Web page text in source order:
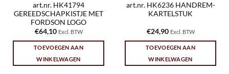
art.nr. HK41794
GEREEDSCHAPKISTJE MET
FORDSON LOGO
€64,10 Excl. BTW
TOEVOEGEN AAN
WINKELWAGEN
art.nr. HK6236 HANDREM-
KARTELSTUK
€24,90 Excl. BTW
TOEVOEGEN AAN
WINKELWAGEN